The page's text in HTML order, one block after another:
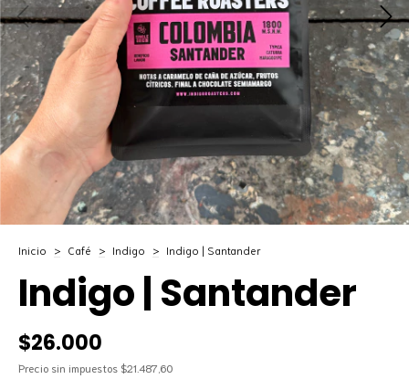
Inicio > Café > Indigo > Indigo | Santander
Indigo | Santander
$26.000
Precio sin impuestos $21.487,60